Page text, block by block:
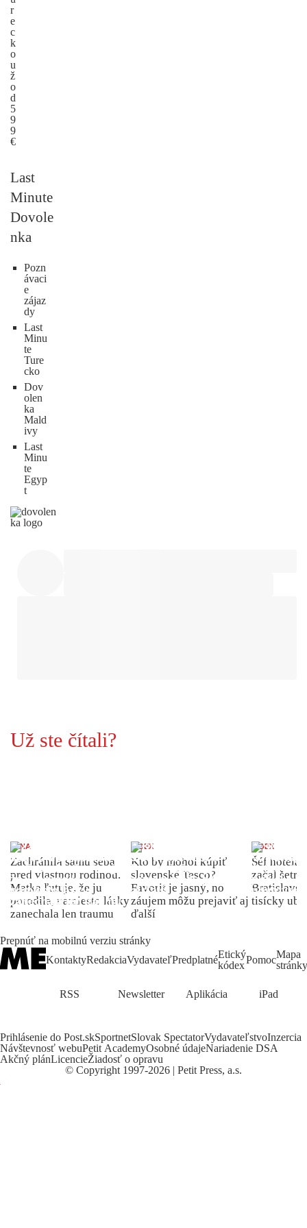
r
e
c
k
o
u
ž
o
d
5
9
9
€
Last
Minute
Dovole
nka
Pozn
ávaci
e
zájaz
dy
Last
Minu
te
Ture
cko
Dov
olen
ka
Mald
ivy
Last
Minu
te
Egyp
t
Už ste čítali?
ŽENA
Zachránila samu seba
pred vlastnou rodinou.
Matka ľutuje, že ju
porodila, namiesto lásky
zanechala len traumu
INDEX
Kto by mohol kúpiť
slovenské Tesco?
Favorit je jasný, no
záujem môžu prejaviť aj
ďalší
INDEX
Šéf
začal
Bratislave
tisícky
Prepnúť na mobilnú verziu stránky
KontaktyRedakciaVydavateľPredplatnéEtický
kódexPomocMapa
stránky
RSS Newsletter Aplikácia iPad
Prihlásenie do Post.skSportnetSlovak SpectatorVydavateľstvoInzercia
Návštevnosť webuPetit AcademyOsobné údajeNariadenie DSA
Akčný plánLicencieŽiadosť o opravu
© Copyright 1997-2026 | Petit Press, a.s.